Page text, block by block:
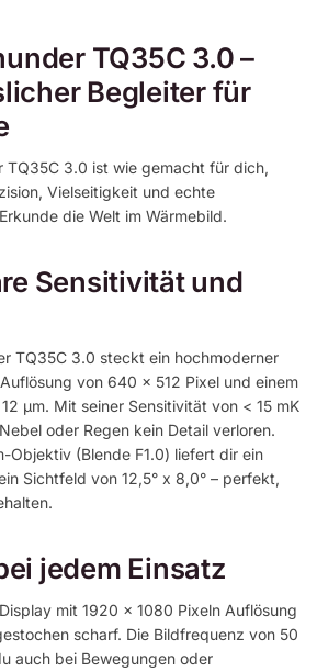
TQ35C 3.0 –
Begleiter für
TQ35C 3.0 ist wie gemacht für dich,
Vielseitigkeit und echte
die Welt im Wärmebild.
Sensitivität und
TQ35C 3.0 steckt ein hochmoderner
von 640 x 512 Pixel und einem
µm. Mit seiner Sensitivität von < 15 mK
oder Regen kein Detail verloren.
Objektiv (Blende F1.0) liefert dir ein
Sichtfeld von 12,5° x 8,0° – perfekt,
jedem Einsatz
mit 1920 x 1080 Pixeln Auflösung
scharf. Die Bildfrequenz von 50
auch bei Bewegungen oder